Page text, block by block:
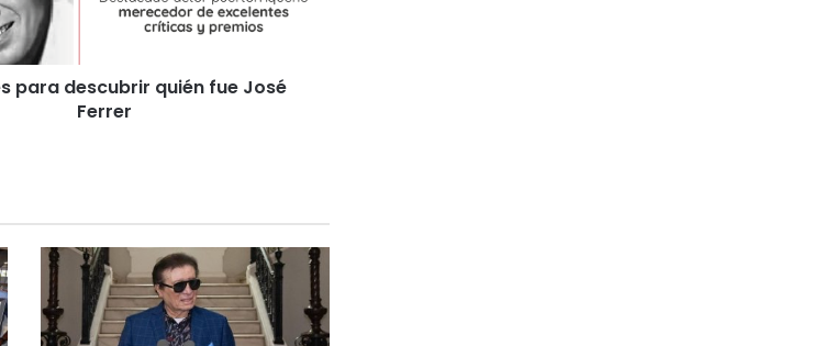
para descubrir quién fue José
Ferrer